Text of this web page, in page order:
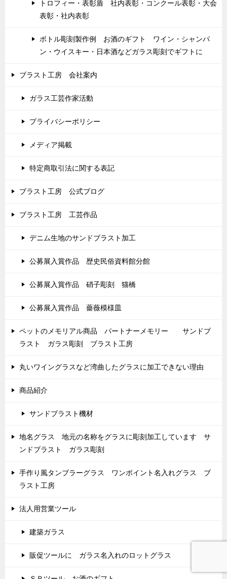
トロフィー・表彰盾 社内表彰・コンクール表彰・大会
表彰・社内表彰
ボトル彫刻製作例 お酒のギフト ワイン・シャンパ
ン・ウイスキー・日本酒などガラス彫刻でギフトに
ブラスト工房 会社案内
ガラス工芸作家活動
プライバシーポリシー
メディア掲載
特定商取引法に関する表記
ブラスト工房 公式ブログ
ブラスト工房 工芸作品
デニム生地のサンドブラスト加工
公募展入賞作品 歴史民俗資料館分館
公募展入賞作品 硝子彫刻 猫橋
公募展入賞作品 薔薇模様皿
ペットのメモリアル商品 パートナーメモリー サンドブ
ラスト ガラス彫刻 ブラスト工房
丸いワイングラスなど湾曲したグラスに加工できない理由
商品紹介
サンドブラスト機材
地名グラス 地元の名称をグラスに彫刻加工しています サ
ンドブラスト ガラス彫刻
手作り風タンブラーグラス ワンポイント名入れグラス ブ
ラスト工房
法人用営業ツール
建築ガラス
販促ツールに ガラス名入れのロットグラス